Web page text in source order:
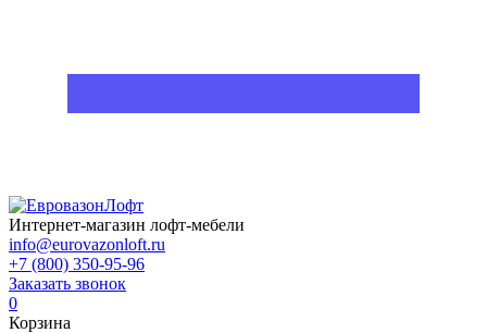
Интернет-магазин лофт-мебели
info@eurovazonloft.ru
+7 (800) 350-95-96
Заказать звонок
0
Корзина